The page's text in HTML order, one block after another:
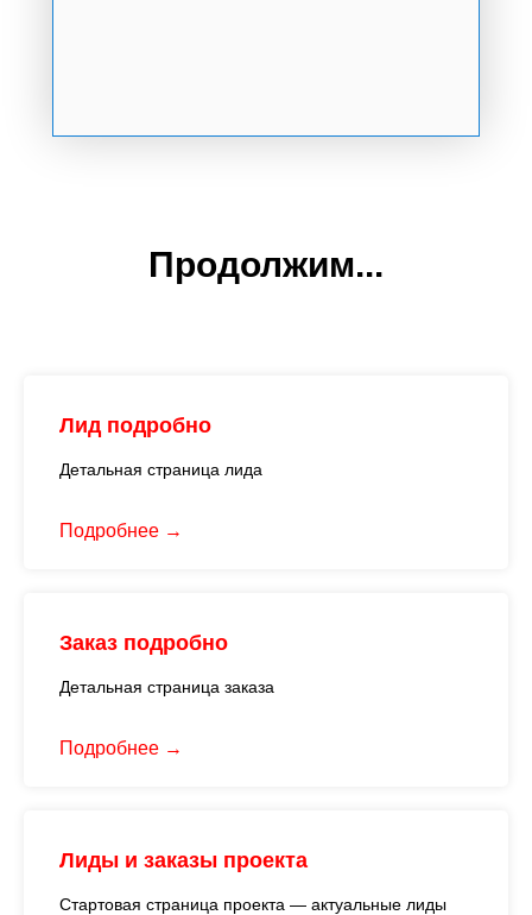
Продолжим...
Лид подробно
Детальная страница лида
Подробнее
Заказ подробно
Детальная страница заказа
Подробнее
Лиды и заказы проекта
Стартовая страница проекта — актуальные лиды